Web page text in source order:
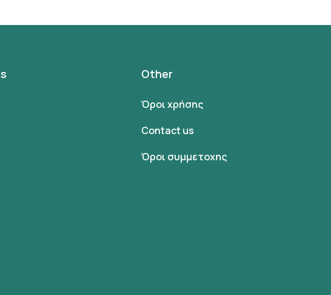
Other
Όροι χρήσης
Contact us
Όροι συμμετοχης